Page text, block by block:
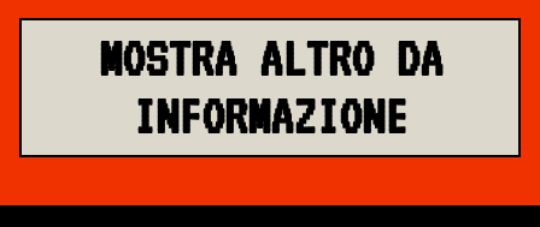
MOSTRA ALTRO DA
INFORMAZIONE